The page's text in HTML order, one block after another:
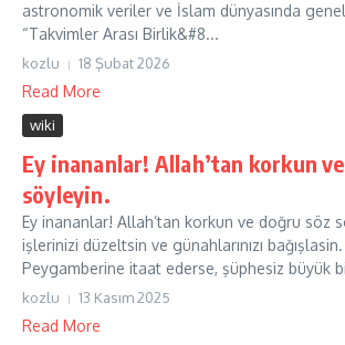
astronomik veriler ve İslam dünyasında
“Takvimler Arası Birlik&#8...
kozlu 18 Şubat 2026
Read More
wiki
Ey inananlar! Allah’tan korkun
söyleyin.
Ey inananlar! Allah’tan korkun ve doğru söz
işlerinizi düzeltsin ve günahlarınızı
Peygamberine itaat ederse, şüphesiz büyük
kozlu 13 Kasım 2025
Read More